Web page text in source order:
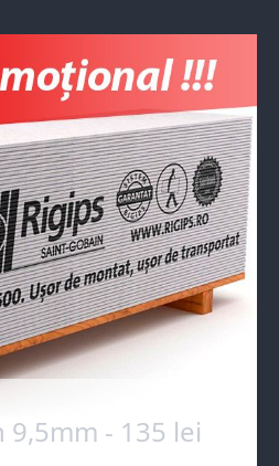
9,5mm - 135 lei